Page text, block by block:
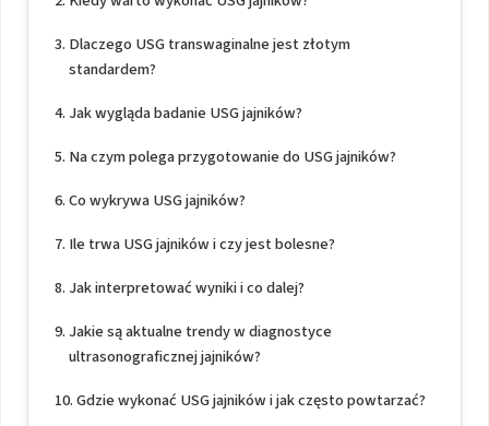
Dlaczego USG transwaginalne jest złotym
standardem?
Jak wygląda badanie USG jajników?
Na czym polega przygotowanie do USG jajników?
Co wykrywa USG jajników?
Ile trwa USG jajników i czy jest bolesne?
Jak interpretować wyniki i co dalej?
Jakie są aktualne trendy w diagnostyce
ultrasonograficznej jajników?
Gdzie wykonać USG jajników i jak często powtarzać?